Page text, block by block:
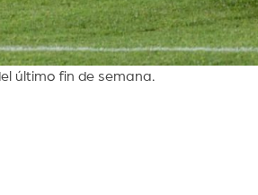
último fin de semana.